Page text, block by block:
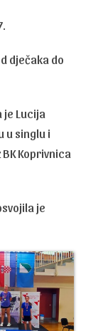
dječaka do
je Lucija
u singlu i
Koprivnica
je